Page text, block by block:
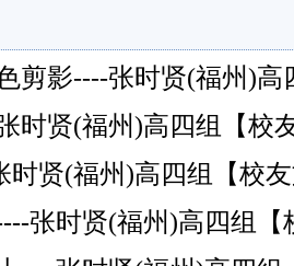
剪影----张时贤(福州)高
时贤(福州)高四组【校
贤(福州)高四组【校友
时贤(福州)高四组【